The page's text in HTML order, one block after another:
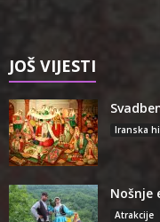
JOŠ VIJESTI
Iranska
Nošnje
Atrakcije